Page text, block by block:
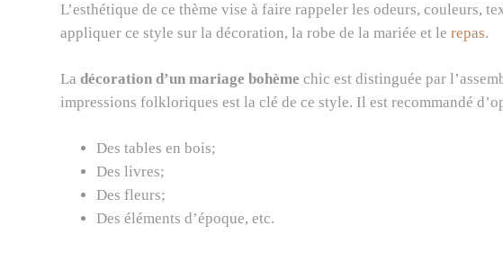
L’esthétique de ce thème vise à faire rappeler les odeurs, couleurs,
appliquer ce style sur la décoration, la robe de la mariée et le repas.
La décoration d’un mariage bohème chic est distinguée par
impressions folkloriques est la clé de ce style. Il est recommandé
Des tables en bois;
Des livres;
Des fleurs;
Des éléments d’époque, etc.